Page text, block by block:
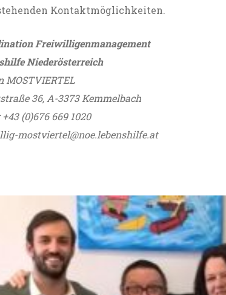
Kontaktmöglichkeiten.
Freiwilligenmanagement
Niederösterreich
MOSTVIERTEL
36, A-3373 Kemmelbach
(0)676 669 1020
mostviertel@noe.lebenshilfe.at